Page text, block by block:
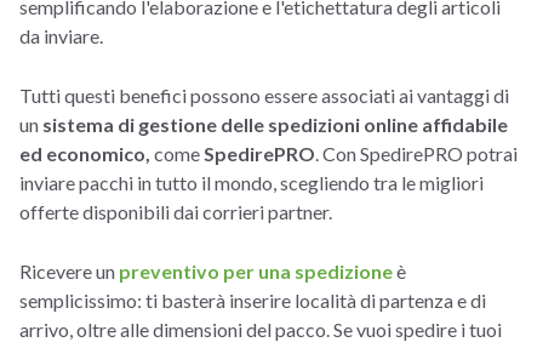
semplificando l'elaborazione e l'etichettatura degli articoli
da inviare.
Tutti questi benefici possono essere associati ai vantaggi di
un sistema di gestione delle spedizioni online affidabile
ed economico, come SpedirePRO . Con SpedirePRO potrai
inviare pacchi in tutto il mondo, scegliendo tra le migliori
offerte disponibili dai corrieri partner.
Ricevere un preventivo per una spedizioneè
semplicissimo: ti basterà inserire località di partenza e di
arrivo, oltre alle dimensioni del pacco. Se vuoi spedire i tuoi